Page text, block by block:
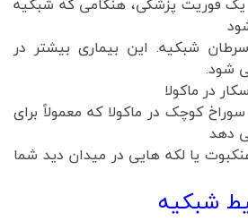
شبکیه. این بیماری بیشتر در
شود.
در ماکولا
کوچک در ماکولا که معمولاً برای
یا لکه هایی در میدان دید شما
شبکیه